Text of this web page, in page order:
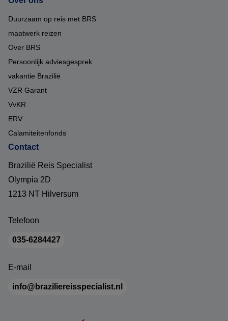
Duurzaam op reis met BRS
maatwerk reizen
Over BRS
Persoonlijk adviesgesprek
vakantie Brazilië
VZR Garant
VvKR
ERV
Calamiteitenfonds
Contact
Brazilië Reis Specialist
Olympia 2D
1213 NT Hilversum
Telefoon
035-6284427
E-mail
info@braziliereisspecialist.nl